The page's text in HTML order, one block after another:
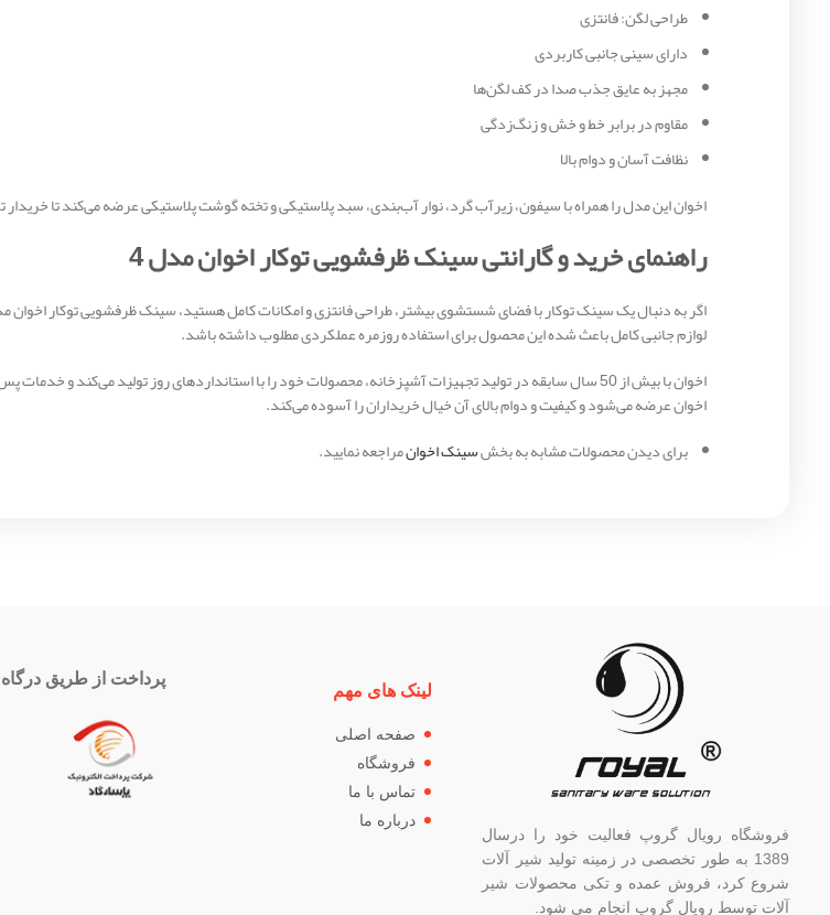
طراحی لگن: فانتزی
دارای سینی جانبی کاربردی
مجهز به عایق جذب صدا در کف لگن‌ها
مقاوم در برابر خط و خش و زنگ‌زدگی
نظافت آسان و دوام بالا
اخوان این مدل را همراه با سیفون، زیرآب گرد، نوار آب‌بندی، سبد پلاستیکی و تخته گوشت پلاستیکی عرضه می‌کند تا خریدار
راهنمای خرید و گارانتی سینک ظرفشویی توکار اخوان مدل 4
لوازم جانبی کامل باعث شده این محصول برای استفاده روزمره عملکردی مطلوب داشته باشد.
اخوان عرضه می‌شود و کیفیت و دوام بالای آن خیال خریداران را آسوده می‌کند.
برای دیدن محصولات مشابه به بخشسینک اخوانمراجعه نمایید.
فروشگاه رویال گروپ فعالیت خود را درسال
1389 به طور تخصصی در زمینه تولید شیر آلات
شروع کرد، فروش عمده و تکی محصولات شیر
آلات توسط رویال گروپ انجام می شود.
لینک های مهم
صفحه اصلی
فروشگاه
تماس با ما
درباره ما
پرداخت از طریق درگاه